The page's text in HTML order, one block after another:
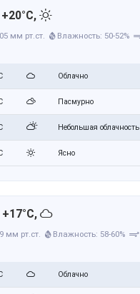
мм рт.ст. Влажность: 50-52%
Облачно
Пасмурно
Небольшая облачность
Ясно
мм рт.ст. Влажность: 58-60%
Облачно